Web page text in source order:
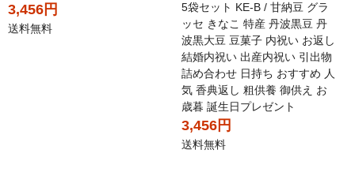
3,456円
送料無料
5袋セット KE-B / 甘納豆 グラ
ッセ きなこ 特産 丹波黒豆 丹
波黒大豆 豆菓子 内祝い お返し
結婚内祝い 出産内祝い 引出物
詰め合わせ 日持ち おすすめ 人
気 香典返し 粗供養 御供え お
歳暮 誕生日プレゼント
3,456円
送料無料